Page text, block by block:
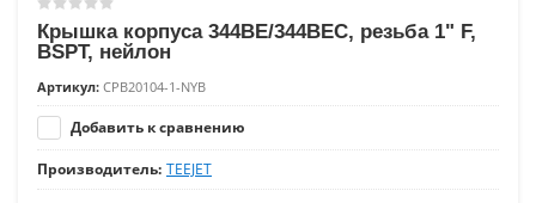
Крышка корпуса 344BE/344BEC, резьба 1" F,
BSPT, нейлон
Артикул: CPB20104-1-NYB
Добавить к сравнению
Производитель: TEEJET